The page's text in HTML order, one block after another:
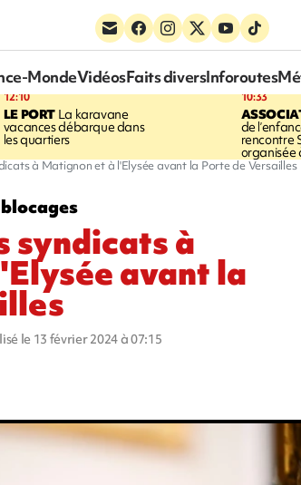
MondeVidéosFaits diversInforoutes
12:10
LE PORT La karavane
vacances débarque dans
les quartiers
10:33
de
rencontre
organisée
à Matignon et à l'Elysée avant la Porte de Versailles
syndicats à
avant la
le 13 février 2024 à 07:15